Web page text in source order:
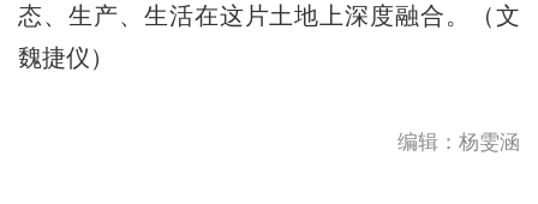
态、生产、生活在这片土地上深度融合。（文
魏捷仪）
编辑：杨雯涵